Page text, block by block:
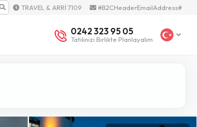
TRAVEL & ARRİ 7109 #B2CHeaderEmailAddress#
0242 323 95 05
Tatilinizi Birlikte Planlayalım